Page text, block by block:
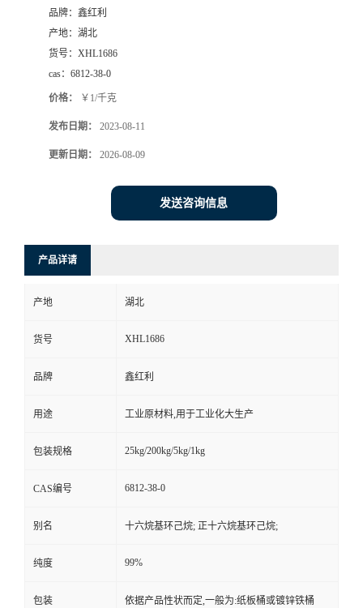
品牌： 鑫红利
产地： 湖北
货号： XHL1686
cas： 6812-38-0
价格： ￥1/千克
发布日期： 2023-08-11
更新日期： 2026-08-09
发送咨询信息
产品详请
产地 湖北
货号 XHL1686
品牌 鑫红利
用途 工业原材料,用于工业化大生产
包装规格 25kg/200kg/5kg/1kg
CAS编号 6812-38-0
别名 十六烷基环己烷; 正十六烷基环己烷;
纯度 99%
包装 依据产品性状而定,一般为:纸板桶或镀锌铁桶